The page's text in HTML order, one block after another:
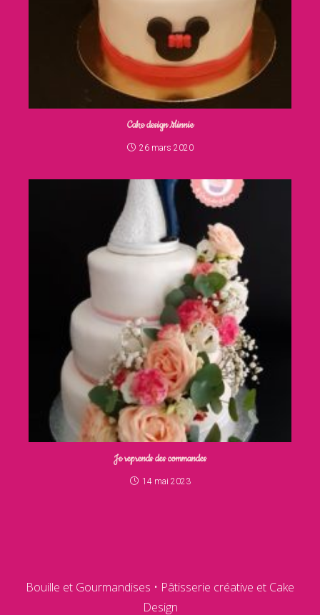
Cake design Minnie
26 mars 2020
Je reprends des commandes
14 mai 2023
Bouille et Gourmandises • Pâtisserie créative et Cake
Design